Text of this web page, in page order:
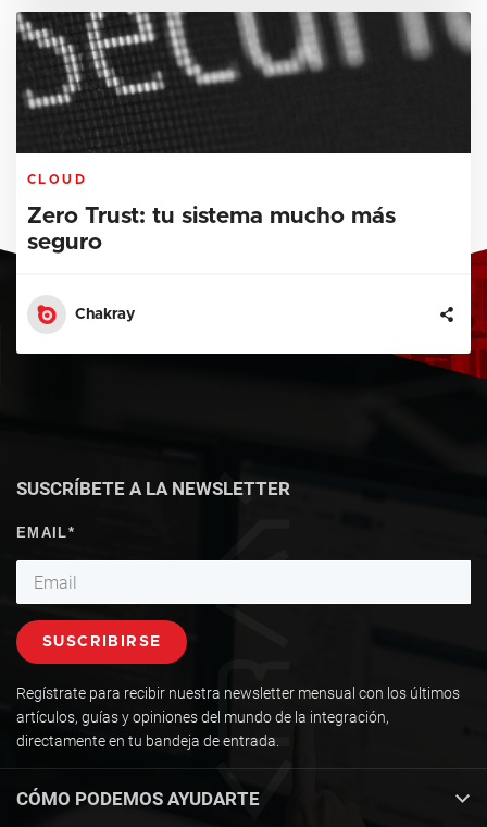
CLOUD
Zero Trust: tu sistema mucho más
seguro
Chakray
CÓMO PODEMOS AYUDARTE
SUSCRÍBETE A LA NEWSLETTER
Regístrate para recibir nuestra newsletter mensual con los últimos
artículos, guías y opiniones del mundo de la integración,
directamente en tu bandeja de entrada.